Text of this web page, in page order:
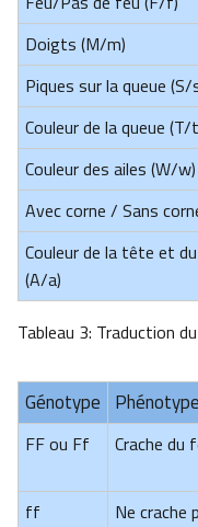
Doigts (M/m)
Piques sur la queue (S/
Couleur de la queue (T/
Couleur des ailes (W/w)
Avec corne / Sans
Couleur de la tête et
(A/a)
Génotype Phénotype
Tableau 3: Traduction
FF ou Ff Crache du
ff
Ne crache